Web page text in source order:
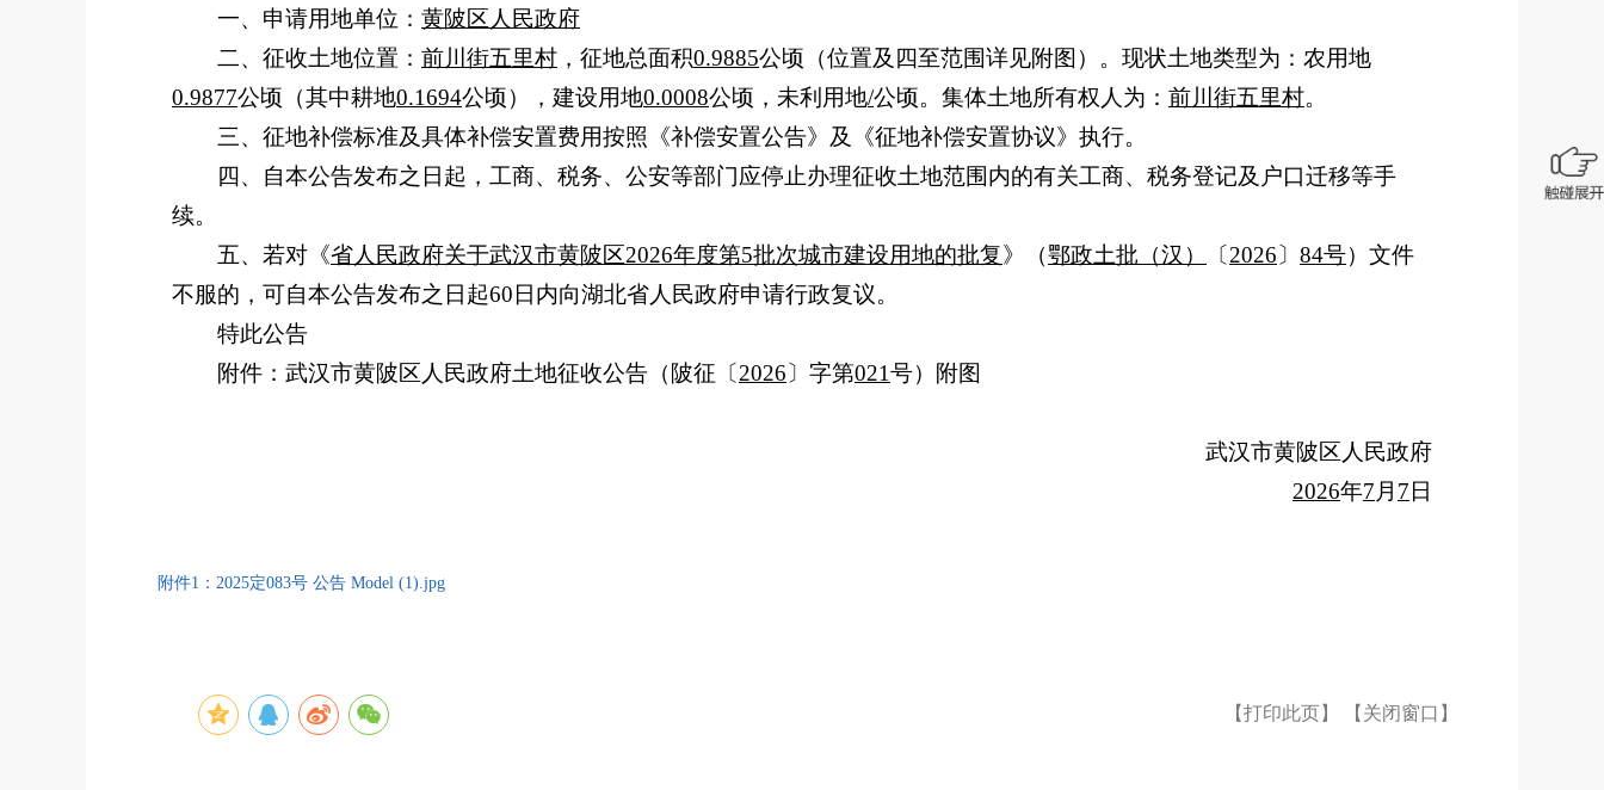
一、申请用地单位： 黄陂区人民政府
二、征收土地位置： 前川街五里村 ，征地总面积0.9885公顷（位置及四至范围详见附图）。现状土地类型为：农用地
0.9877公顷（其中耕地0.1694公顷），建设用地0.0008公顷，未利用地/公顷。集体土地所有权人为： 前川街五里村。
三、征地补偿标准及具体补偿安置费用按照《补偿安置公告》及《征地补偿安置协议》执行。
四、自本公告发布之日起，工商、税务、公安等部门应停止办理征收土地范围内的有关工商、税务登记及户口迁移等手
续。
五、若对《省人民政府关于武汉市黄陂区2026年度第5批次城市建设用地的批复》（鄂政土批（汉） 〔 2026 〕 84号）文件
不服的，可自本公告发布之日起60 日内向湖北省人民政府申请行政复议。
特此公告
附件：武汉市黄陂区人民政府土地征收公告（陂征 〔 2026 〕 字第021号）附图
武汉市黄陂区人民政府
2026年7 月 7 日
附件1：2025定083号 公告 Model (1).jpg
【打印此页】 【关闭窗口】